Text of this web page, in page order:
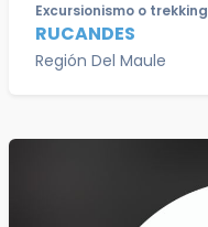
Excursionismo o trekking
RUCANDES
Región Del Maule